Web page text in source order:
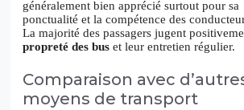
généralement bien apprécié surtout pour sa
ponctualité et la compétence des
La majorité des passagers jugent
propreté des bus et leur entretien régulier.
Comparaison avec
moyens de transport